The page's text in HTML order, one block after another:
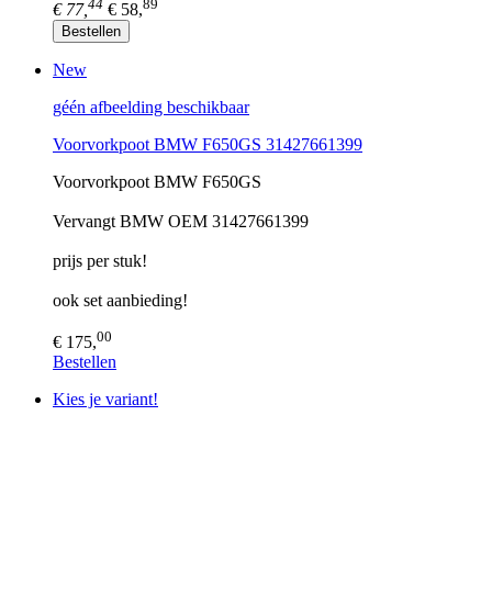
€ 77, 44 € 58,89
Bestellen
New
géén afbeelding beschikbaar
Voorvorkpoot BMW F650GS 31427661399
Voorvorkpoot BMW F650GS
Vervangt BMW OEM 31427661399
prijs per stuk!
ook set aanbieding!
€ 175,00
Bestellen
Kies je variant!